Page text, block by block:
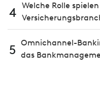
4 Welche Rolle
5 Omnichannel-
das